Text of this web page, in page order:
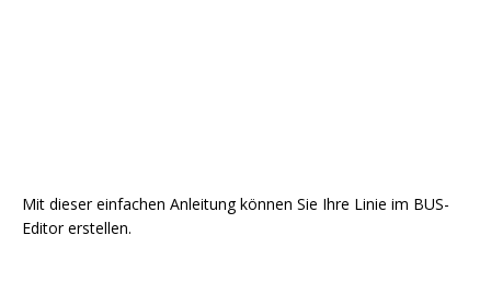
Mit dieser einfachen Anleitung können Sie Ihre Linie im BUS-
Editor erstellen.